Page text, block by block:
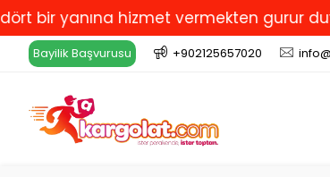
yanına hizmet vermekten gurur
Bayilik Başvurusu +902125657020